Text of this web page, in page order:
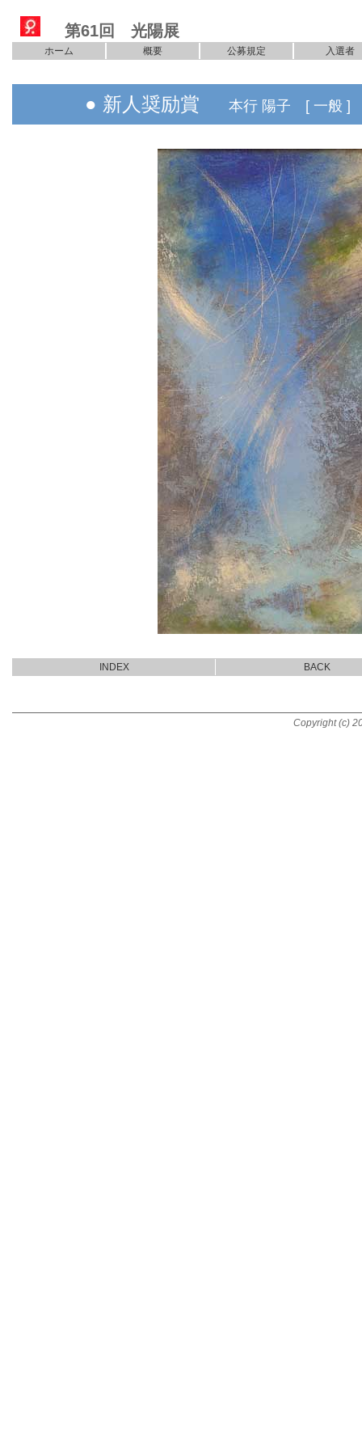
第61回 光陽展
ホーム 概要 公募規定 入選者
● 新人奨励賞 本行 陽子 [ 一般
INDEX BACK
Copyright (c)